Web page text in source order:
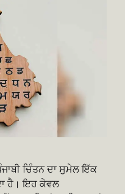
ਚਿੰਤਨ ਦਾ ਸੁਮੇਲ ਇੱਕ
ਹੈ। ਇਹ ਕੇਵਲ